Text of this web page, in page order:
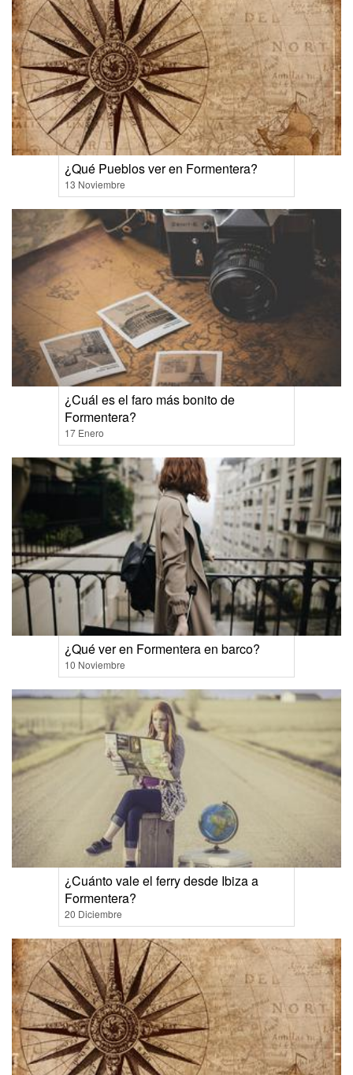
¿Qué Pueblos ver en Formentera?
13 Noviembre
¿Cuál es el faro más bonito de
Formentera?
17 Enero
¿Qué ver en Formentera en barco?
10 Noviembre
¿Cuánto vale el ferry desde Ibiza a
Formentera?
20 Diciembre